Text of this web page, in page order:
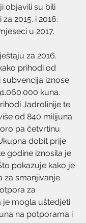
objavili su bili
2015. i 2016.
u 2017.
za 2016.
prihodi od
iznose
kuna.
Jadrolinije te
od 840 milijuna
pa četvrtinu
dobit prije
godine iznosila je
pokazuje kako je
za smanjivanje
za
je mogla uštedjeti
na potporama i